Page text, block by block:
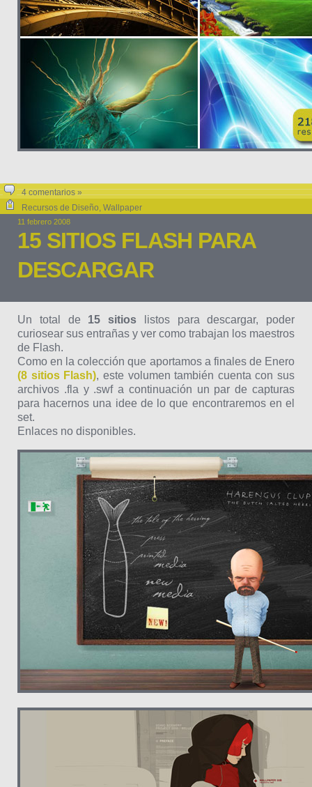
4 comentarios »
Recursos de Diseño, Wallpaper
11 febrero 2008
15 SITIOS FLASH PARA
DESCARGAR
Un total de 15 sitios listos para descargar, poder
curiosear sus entrañas y ver como trabajan los maestros
de Flash.
Como en la colección que aportamos a finales de Enero
(8 sitios Flash), este volumen también cuenta con sus
archivos .fla y .swf a continuación un par de capturas
para hacernos una idee de lo que encontraremos en el
set.
Enlaces no disponibles.